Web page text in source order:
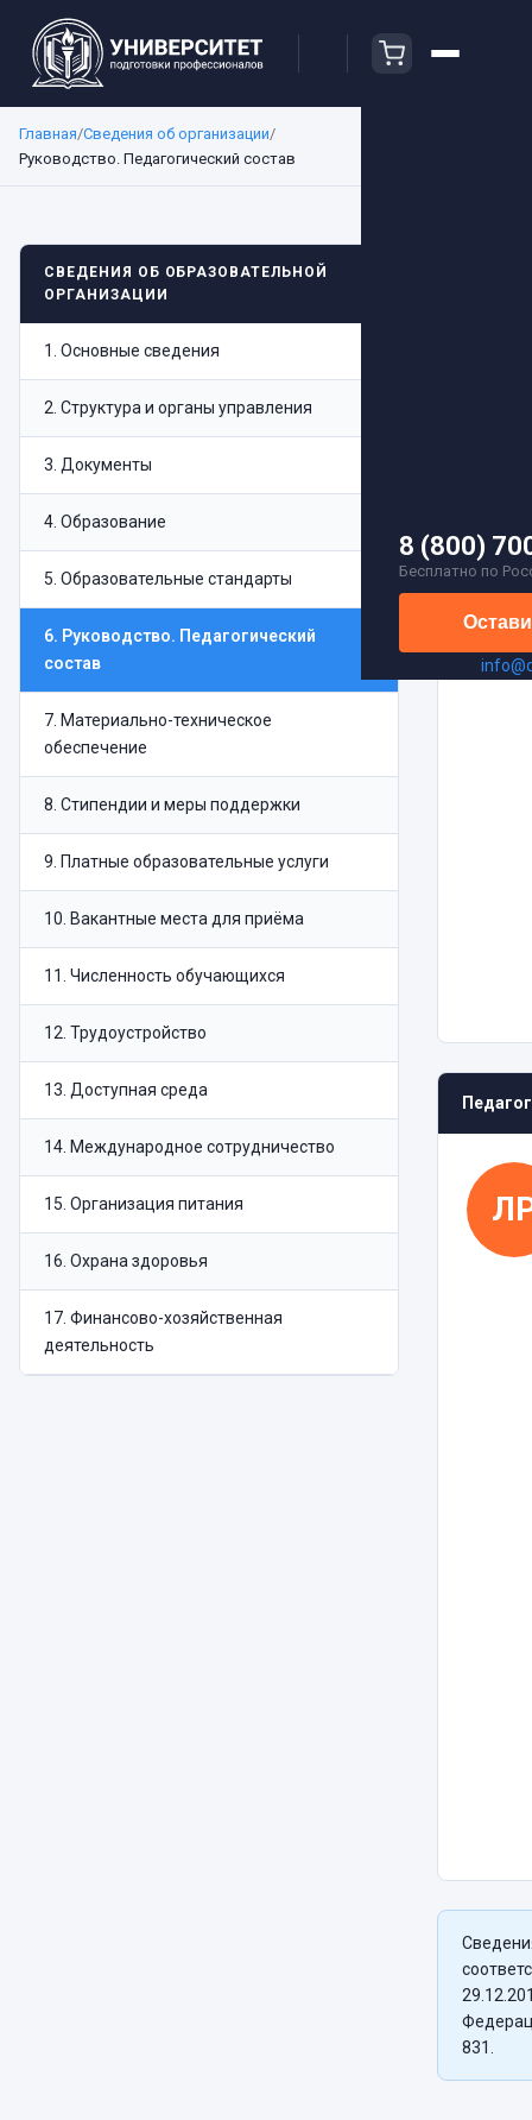
8 (800)
Бесплатно по
Главная/Сведения об организации/
Руководство. Педагогический состав
СВЕДЕНИЯ ОБ ОБРАЗОВАТЕЛЬНОЙ
ОРГАНИЗАЦИИ
1 Основные сведения
2 Структура и органы управления
3 Документы
4 Образование
5 Образовательные стандарты
6. Руководство. Педагогический
состав
7 Материально-техническое
обеспечение
8 Стипендии и меры поддержки
9 Платные образовательные услуги
10 Вакантные места для приёма
11 Численность обучающихся
12 Трудоустройство
13 Доступная среда
14 Международное сотрудничество
15 Организация питания
16 Охрана здоровья
17 Финансово-хозяйственная
деятельность
831.